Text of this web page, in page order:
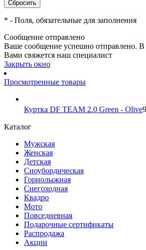
* - Поля, обязательные для заполнения
Сообщение отправлено
Ваше сообщение успешно отправлено.
Вами свяжется наш специалист
Закрыть окно
Просмотренные товары
Куртка DF TEAM 2.0 Green - Olive
Каталог
Мужская
Женская
Детская
Сноубордическая
Горнолыжная
Снегоходная
Квадро
Мото
Повседневная
Подарочные сертификаты
Распродажа
Акции